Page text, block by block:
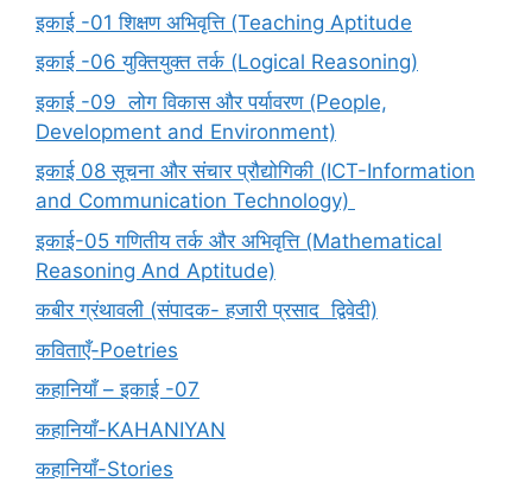
इकाई -01 शिक्षण अभिवृत्ति (Teaching Aptitude
इकाई -06 युक्तियुक्त तर्क (Logical Reasoning)
इकाई -09 लोग विकास और पर्यावरण (People,
Development and Environment)
इकाई 08 सूचना और संचार प्रौद्योगिकी (ICT-Information
and Communication Technology)
इकाई-05 गणितीय तर्क और अभिवृत्ति (Mathematical
Reasoning And Aptitude)
कबीर ग्रंथावली (संपादक- हजारी प्रसाद द्विवेदी)
कविताएँ-Poetries
कहानियाँ – इकाई -07
कहानियाँ-KAHANIYAN
कहानियाँ-Stories